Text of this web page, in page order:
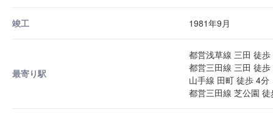
竣工 1981年9月
最寄り駅
都営浅草線 三田 徒歩
都営三田線 三田 徒歩
山手線 田町 徒歩 4分
都営三田線 芝公園